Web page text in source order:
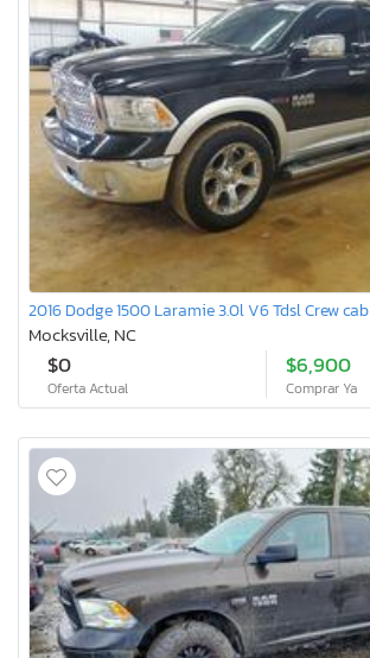
2016 Dodge 1500 Laramie 3.0l V6 Tdsl Crew cab
Mocksville, NC
$0
Oferta Actual
$6,900
Comprar Ya